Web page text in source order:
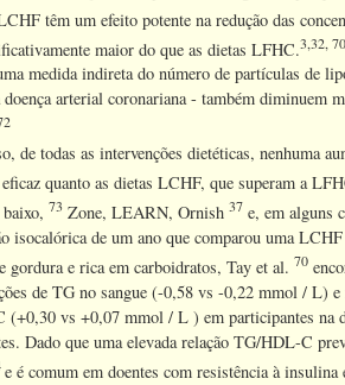
têm um efeito potente na redução das
maior do que as dietas LFHC.3,32,
medida indireta do número de partículas de
arterial coronariana - também diminuem
de todas as intervenções dietéticas, nenhuma
quanto as dietas LCHF, que superam a
73 Zone, LEARN, Ornish 37 e, em alguns
isocalórica de um ano que comparou uma
gordura e rica em carboidratos, Tay et al. 70
de TG no sangue (-0,58 vs -0,22 mmol / L) e
(+0,30 vs +0,07 mmol / L ) em participantes na
Dado que uma elevada relação TG/HDL-C
e é comum em doentes com resistência à